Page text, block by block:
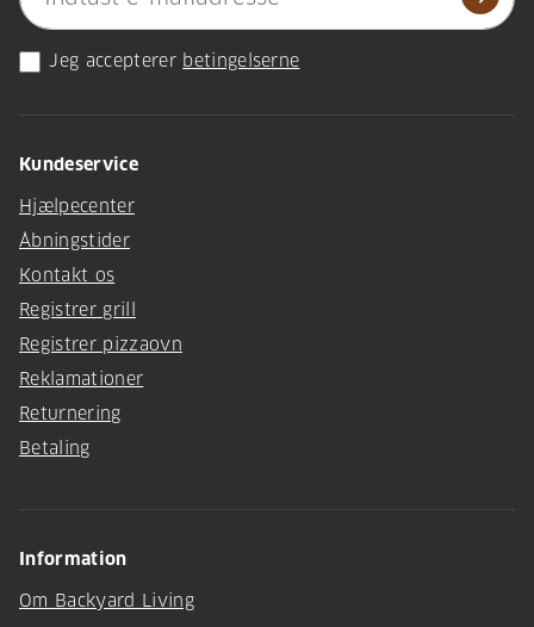
Jeg accepterer betingelserne
Kundeservice
Hjælpecenter
Åbningstider
Kontakt os
Registrer grill
Registrer pizzaovn
Reklamationer
Returnering
Betaling
Information
Om Backyard Living